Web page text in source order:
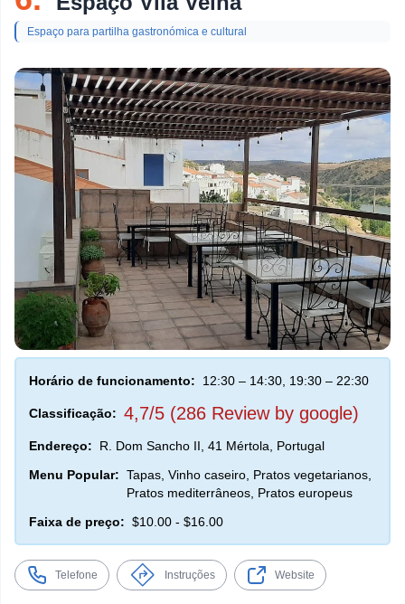
Espaço para partilha gastronómica e cultural
Horário de funcionamento: 12:30 – 14:30, 19:30 – 22:30
Classificação: 4,7/5 (286 Review by google)
Endereço:
R. Dom Sancho II, 41 Mértola, Portugal
Menu Popular: Tapas, Vinho caseiro, Pratos vegetarianos,
Pratos mediterrâneos, Pratos europeus
Faixa de preço: $10.00 - $16.00
Telefone Instruções Website